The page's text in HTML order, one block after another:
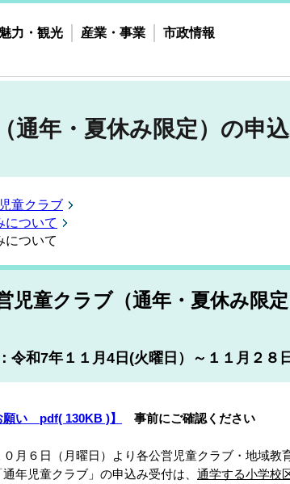
魅力・観光 産業・事業 市政情報
年・夏休み限定）の申
童クラブ
ついて
ついて
児童クラブ（通年・夏休み限定
令和7年１１月4 日(火曜日）～１１月２８
願い pdf( 130KB )】 事前にご確認ください
月６日（月曜日）より各公営児童クラブ・地域教
年児童クラブ」の申込み受付は、 通学する小学校